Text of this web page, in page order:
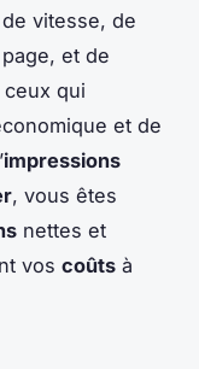
vitesse, de
et de
qui
et de
impressions
, vous êtes
nettes et
vos coûts à